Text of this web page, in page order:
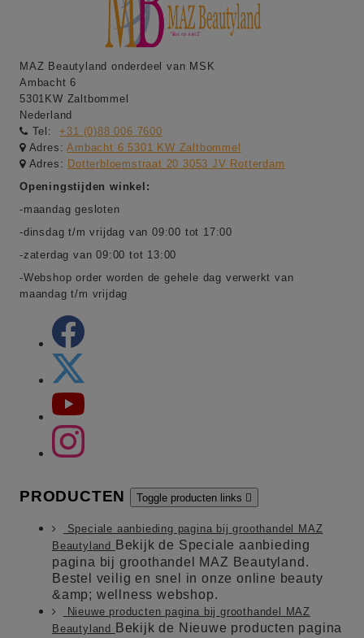
MAZ Beautyland onderdeel van MSK
Ambacht 6
5301KW Zaltbommel
Nederland
Tel:
+31 (0)88 006 7600
Adres:Ambacht 6 5301 KW Zaltbommel
Adres: Dotterbloemstraat 20 3053 JV Rotterdam
Openingstijden winkel:
-maandag gesloten
-dinsdag t/m vrijdag van 09:00 tot 17:00
-zaterdag van 09:00 tot 13:00
-Webshop order worden de gehele dag verwerkt van
maandag t/m vrijdag
PRODUCTEN Toggle producten links 
Speciale aanbieding pagina bij groothandel MAZ
Beautyland
Bekijk de Speciale aanbieding
pagina bij groothandel MAZ Beautyland.
Bestel veilig en snel in onze online beauty
&amp; wellness webshop.
Nieuwe producten pagina bij groothandel MAZ
Beautyland
Bekijk de Nieuwe producten pagina